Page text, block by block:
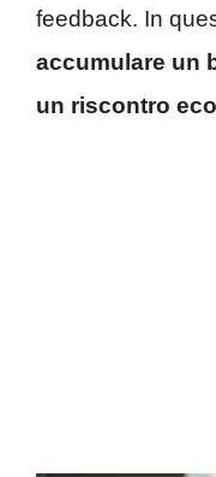
feedback. In
accumulare un
un riscontro